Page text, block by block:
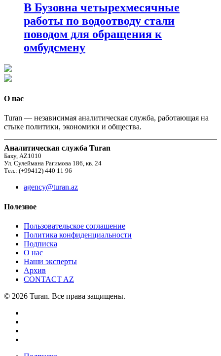
В Бузовна четырехмесячные
работы по водоотводу стали
поводом для обращения к
омбудсмену
О нас
Turan — независимая аналитическая служба, работающая на
стыке политики, экономики и общества.
Аналитическая служба Turan
Баку, AZ1010
Ул. Сулеймана Рагимова 186, кв. 24
Тел.: (+99412) 440 11 96
agency@turan.az
Полезное
Пользовательское соглашение
Политика конфиденциальности
Подписка
О нас
Наши эксперты
Архив
CONTACT AZ
© 2026 Turan. Все права защищены.